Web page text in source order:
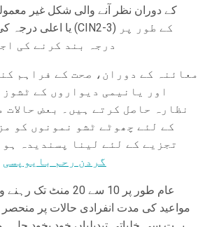
کے دوران نظر آنے والی شکل غیر
درجہ بند کرنے کی
معائنہ کے دوران، صحت کے فراہم
اور یانیمی دیواروں کے
نظارہ حاصل کرتے ہیں۔ بعض حالات
کے لئے چھوٹے ٹشو نمونوں کو
تجزیے کے لئے لینا پسندیدہ
گردن رحم بایوپسی
عام طور پر 10 سے 20
مواعید کی مدت انفرادی حالات پر